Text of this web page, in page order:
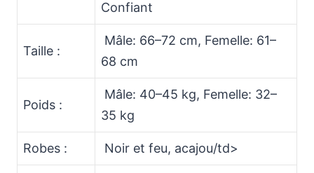
Confiant
Taille :
Mâle: 66–72 cm, Femelle: 61–
68 cm
Poids :
Mâle: 40–45 kg, Femelle: 32–
35 kg
Robes : Noir et feu, acajou/td>